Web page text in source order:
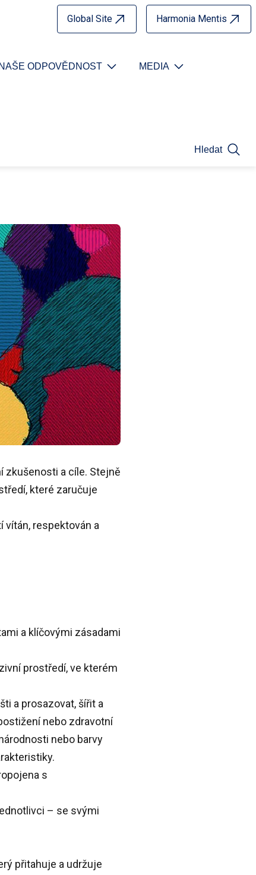
NAŠE ODPOVĚDNOST MEDIA
Hledat
Global Site Harmonia Mentis
zkušenosti a cíle. Stejně
které zaručuje
respektován a
a klíčovými zásadami
prostředí, ve kterém
a prosazovat, šířit a
nebo zdravotní
nebo barvy
s
– se svými
přitahuje a udržuje